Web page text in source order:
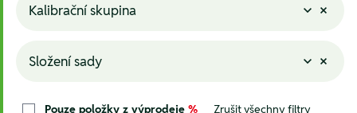
Kalibrační skupina
Složení sady
Pouze položky z výprodeje % Zrušit všechny filtry